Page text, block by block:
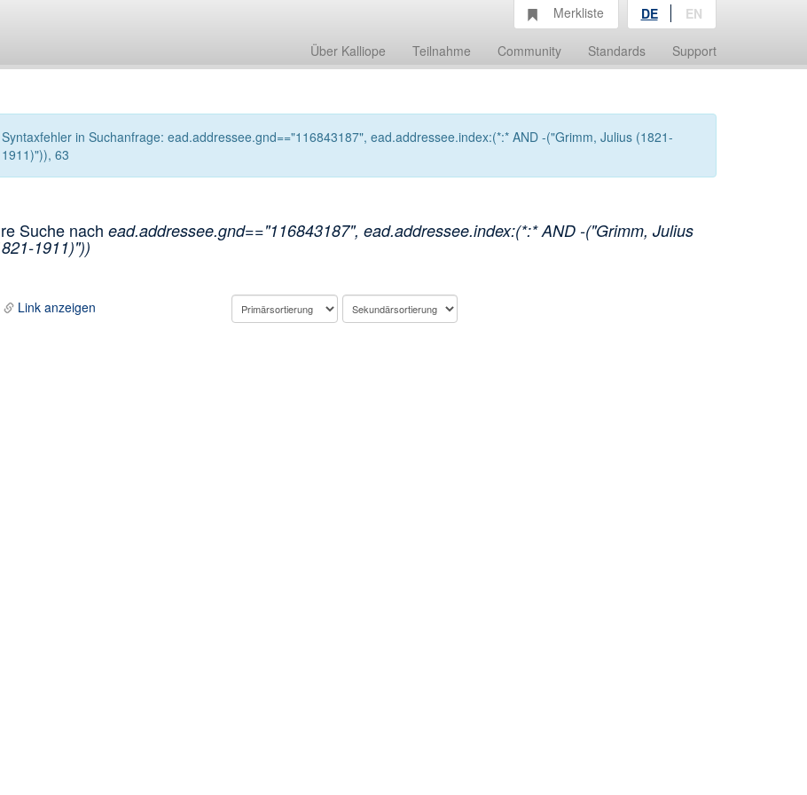
Über Kalliope Teilnahme Community Standards Support
Merkliste DE EN
Syntaxfehler in Suchanfrage: ead.addressee.gnd=="116843187", ead.addressee.index:(*:* AND -("Grimm, Julius (1821-
1911)")), 63
Suche nach ead.addressee.gnd=="116843187", ead.addressee.index:(*:* AND -("Grimm, Julius
1911)"))
Link anzeigen